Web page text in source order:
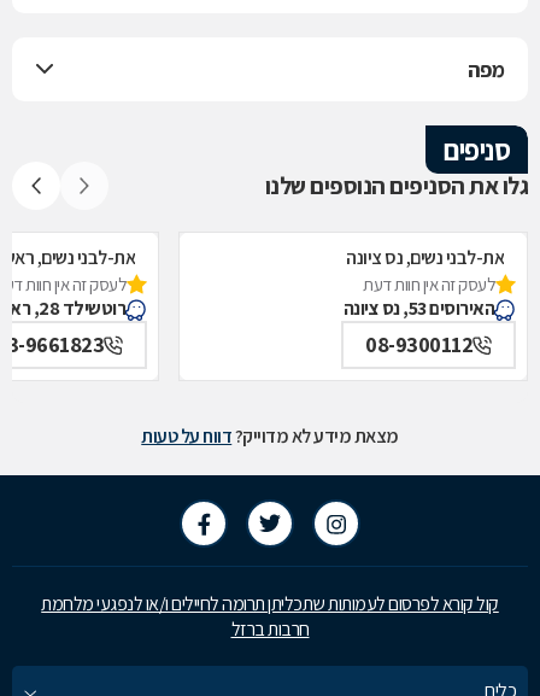
מפה
סניפים
גלו את הסניפים הנוספים שלנו
את-לבני נשים, נס ציונה
לעסק זה אין חוות דעת
האירוסים 53, נס ציונה
08-9300112
את-לבני נשים,
לעסק זה אין חוות
רוטשילד 28, ראשון לציון
9661823
מצאת מידע לא מדוייק?דווח על טעות
קול קורא לפרסום לעמותות שתכליתן תרומה לחיילים ו/או לנפגעי מלחמת
חרבות ברזל
כלים